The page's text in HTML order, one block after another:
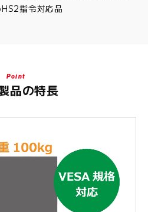
指令対応品
Point
品の特長